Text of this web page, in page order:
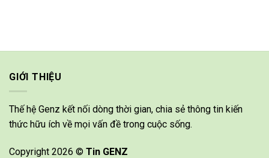
GIỚI THIỆU
Thế hệ Genz kết nối dòng thời gian, chia sẻ thông tin kiến
thức hữu ích về mọi vấn đề trong cuộc sống.
Copyright 2026 © Tin GENZ